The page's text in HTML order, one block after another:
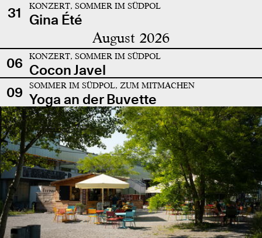
31
KONZERT, SOMMER IM SÜDPOL
Gina Été
August 2026
06 KONZERT, SOMMER IM SÜDPOL
Cocon Javel
09
SOMMER IM SÜDPOL, ZUM MITMACHEN
Yoga an der Buvette